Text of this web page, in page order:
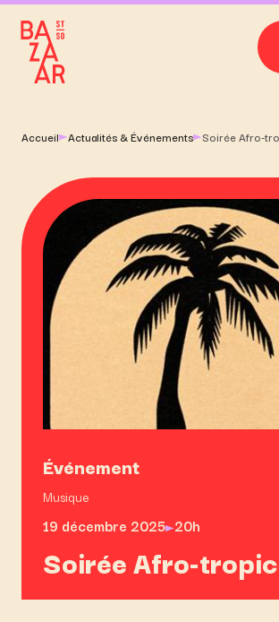
Accueil Actualités & Événements Soirée Afro-
Événement
Musique
19 décembre 2025 20h
Soirée Afro-